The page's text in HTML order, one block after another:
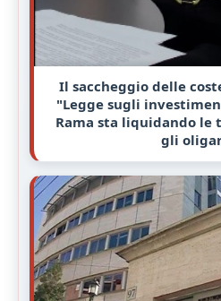
Il saccheggio delle
"Legge sugli
Rama sta liquidando
gli